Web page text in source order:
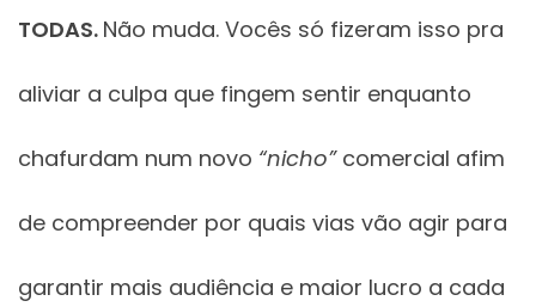
TODAS. Não muda. Vocês só fizeram isso pra
aliviar a culpa que fingem sentir enquanto
chafurdam num novo “nicho”comercial afim
de compreender por quais vias vão agir para
garantir mais audiência e maior lucro a cada